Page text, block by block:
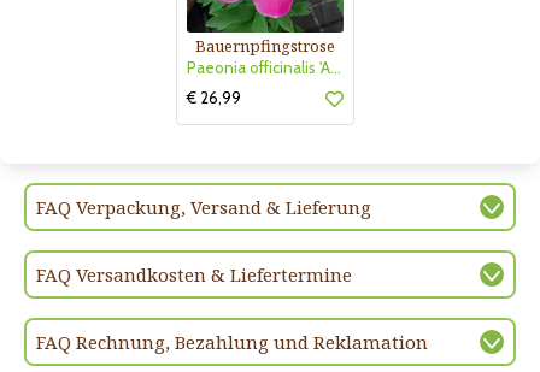
Bauernpfingstrose
Paeonia officinalis 'Anemoniflora'
€ 26,99
FAQ Verpackung, Versand & Lieferung
FAQ Versandkosten & Liefertermine
FAQ Rechnung, Bezahlung und Reklamation